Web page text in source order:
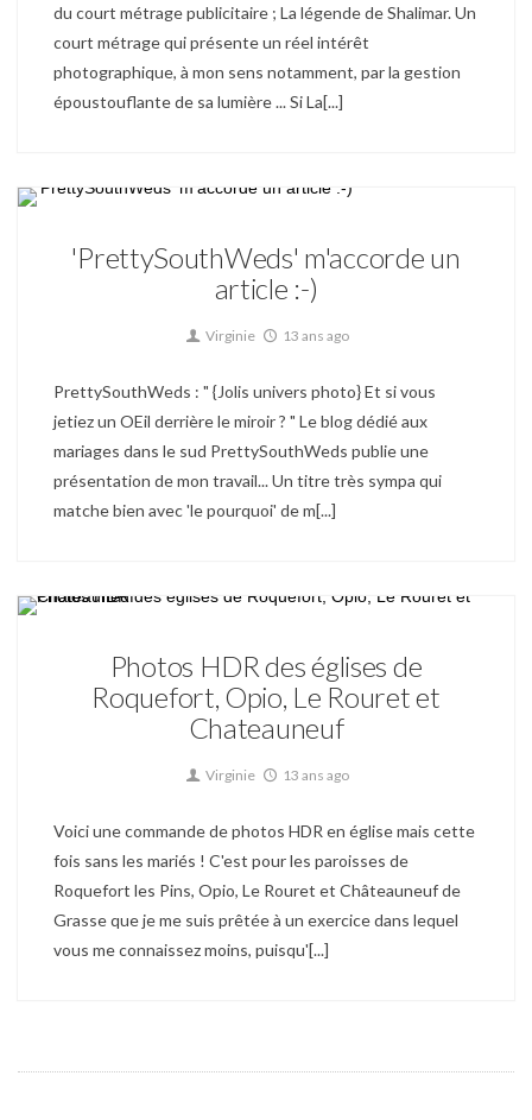
du court métrage publicitaire ; La légende de Shalimar. Un
court métrage qui présente un réel intérêt
photographique, à mon sens notamment, par la gestion
époustouflante de sa lumière ... Si La[...]
'PrettySouthWeds' m'accorde un
article :-)
Virginie 13 ans ago
PrettySouthWeds : " {Jolis univers photo} Et si vous
jetiez un OEil derrière le miroir ? " Le blog dédié aux
mariages dans le sud PrettySouthWeds publie une
présentation de mon travail... Un titre très sympa qui
matche bien avec 'le pourquoi' de m[...]
Photos HDR des églises de
Roquefort, Opio, Le Rouret et
Chateauneuf
Virginie 13 ans ago
Voici une commande de photos HDR en église mais cette
fois sans les mariés ! C'est pour les paroisses de
Roquefort les Pins, Opio, Le Rouret et Châteauneuf de
Grasse que je me suis prêtée à un exercice dans lequel
vous me connaissez moins, puisqu'[...]